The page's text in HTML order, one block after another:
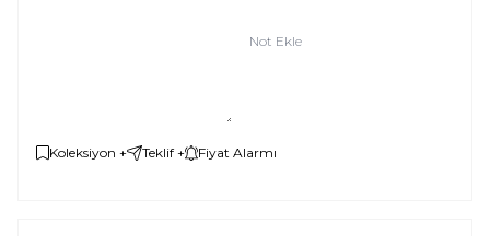
Not Ekle
Koleksiyon + Teklif + Fiyat Alarmı